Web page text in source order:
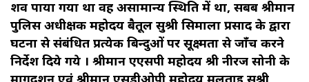
शव पाया गया था वह असामान्य स्थिति में था, सबब श्रीमान
पुलिस अधीक्षक महोदय बैतूल सुश्री सिमाला प्रसाद के द्वारा
घटना से संबंधित प्रत्येक बिन्दुओं पर सूक्ष्मता से जाँच करने
निर्देश दिये गये । श्रीमान एएसपी महोदय श्री नीरज सोनी के
मार्गदर्शन एवं श्रीमान एसडीओपी महोदय मुलताई सुश्री